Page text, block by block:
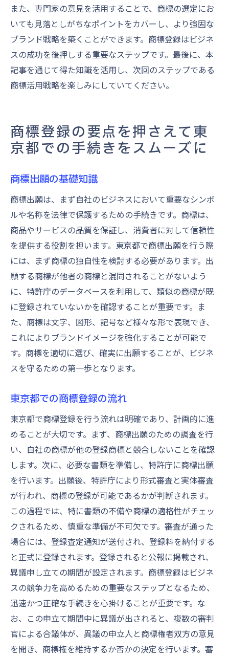
また、専門家の意見を活用することで、商標の選定にお
いても見落としがちなポイントをカバーし、より強固な
ブランド戦略を築くことができます。商標登録はビジネ
スの成功を後押しする重要なステップです。最後に、本
記事を通じて得た知識を活用し、次回のステップである
商標活用戦略を楽しみにしていてください。
商標登録の要点を押さえて東
京都での手続きをスムーズに
商標出願の基礎知識
商標出願は、まず自社のビジネスにおいて重要なシンボ
ルや名称を法律で保護するための手続きです。商標は、
商品やサービスの品質を保証し、消費者に対して信頼性
を提供する役割を担います。東京都で商標出願を行う際
には、まず商標の独自性を検討する必要があります。出
願する商標が他者の商標と混同されることがないよう
に、特許庁のデータベースを利用して、類似の商標が既
に登録されていないかを確認することが重要です。ま
た、商標は文字、図形、記号など様々な形で表現でき、
これによりブランドイメージを強化することが可能で
す。商標を適切に選び、確実に出願することが、ビジネ
スを守るための第一歩となります。
東京都での商標登録の流れ
東京都で商標登録を行う流れは明確であり、計画的に進
めることが大切です。まず、商標出願のための調査を行
い、自社の商標が他の登録商標と競合しないことを確認
します。次に、必要な書類を準備し、特許庁に商標出願
を行います。出願後、特許庁により形式審査と実体審査
が行われ、商標の登録が可能であるかが判断されます。
この過程では、特に書類の不備や商標の適格性がチェッ
クされるため、慎重な準備が不可欠です。審査が通った
場合には、登録査定通知が送付され、登録料を納付する
と正式に登録されます。登録されると公報に掲載され、
異議申し立ての期間が設定されます。商標登録はビジネ
スの競争力を高めるための重要なステップとなるため、
迅速かつ正確な手続きを心掛けることが重要です。な
お、この申立て期間中に異議が出されると、複数の審判
官による合議体が、異議の申立人と商標権者双方の意見
を聞き、商標権を維持するか否かの決定を行います。審